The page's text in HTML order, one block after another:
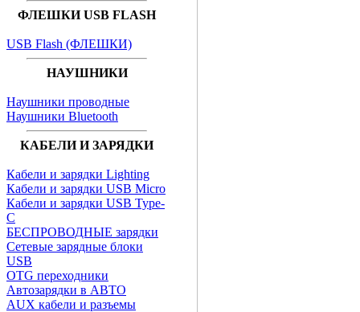
ФЛЕШКИ USB FLASH
USB Flash (ФЛЕШКИ)
НАУШНИКИ
Наушники проводные
Наушники Bluetooth
КАБЕЛИ И ЗАРЯДКИ
Кабели и зарядки Lighting
Кабели и зарядки USB Micro
Кабели и зарядки USB Type-
C
БЕСПРОВОДНЫЕ зарядки
Сетевые зарядные блоки
USB
OTG переходники
Автозарядки в АВТО
AUX кабели и разъемы